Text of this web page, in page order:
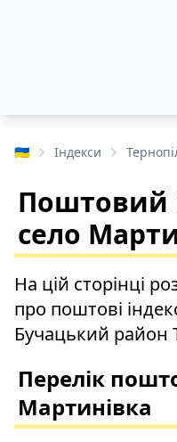
🇺🇦 Індекси
Поштовий
село
На цій сторінці
про поштові
Бучацький район
Перелік
Мартинівка